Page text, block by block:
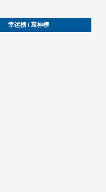
幸运榜 / 衰神榜